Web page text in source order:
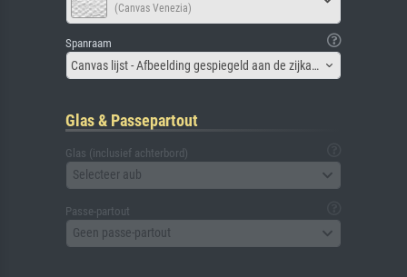
(Canvas Venezia)
Spanraam
Canvas lijst - Afbeelding gespiegeld aan de zijkant
Glas & Passepartout
Glas (inclusief achterbord)
Selecteer aub
Passe-partout
Geen passe-partout